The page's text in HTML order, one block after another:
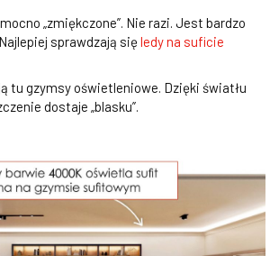
„zmiękczone”. Nie razi. Jest bardzo
sprawdzają się ledy na suficie
tu gzymsy oświetleniowe. Dzięki światłu
dostaje „blasku”.